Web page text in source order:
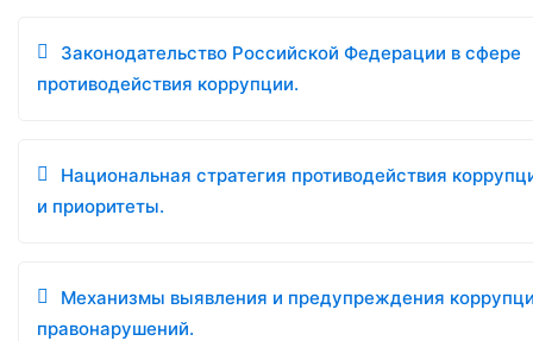
Законодательство Российской Федерации в сфере
противодействия коррупции.
Национальная стратегия противодействия
и приоритеты.
Механизмы выявления и предупреждения
правонарушений.